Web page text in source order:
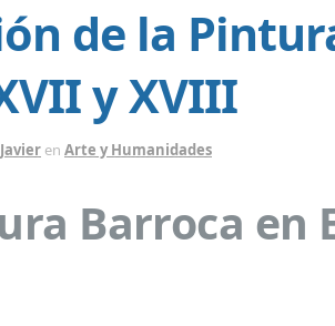
de la
y XVIII
Javier en Arte y Humanidades
Barroca en